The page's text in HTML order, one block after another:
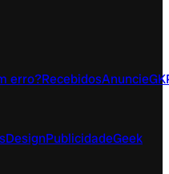
erro?RecebidosAnuncie
DesignPublicidadeGeek